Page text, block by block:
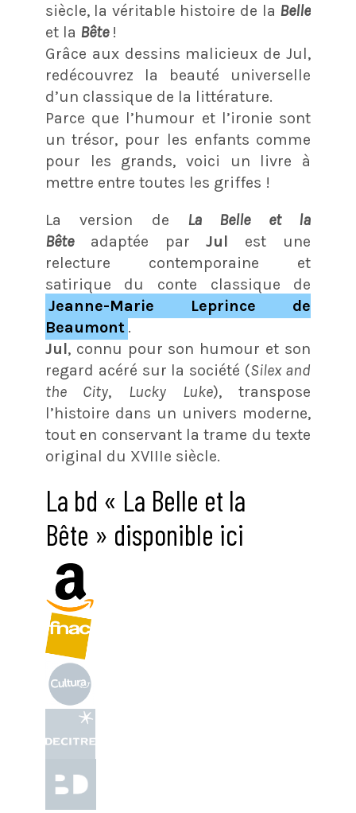
siècle, la véritable histoire de la Belle
et la Bête !
Grâce aux dessins malicieux de Jul,
redécouvrez la beauté universelle
d’un classique de la littérature.
Parce que l’humour et l’ironie sont
un trésor, pour les enfants comme
pour les grands, voici un livre à
mettre entre toutes les griffes !
La version de La Belle et la
Bêteadaptée parJul est une
relecture contemporaine et
satirique du conte classique de
Jeanne-Marie Leprince de
Beaumont .
Jul, connu pour son humour et son
regard acéré sur la société (Silex and
the City, Lucky Luke), transpose
l’histoire dans un univers moderne,
tout en conservant la trame du texte
original du XVIIIe siècle.
La bd « La Belle et la
Bête » disponible ici